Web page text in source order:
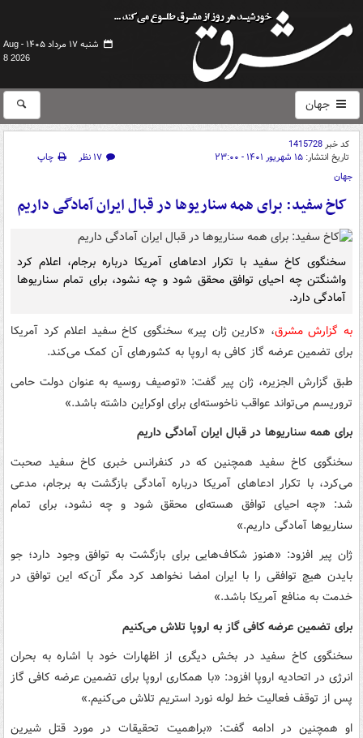
شنبه ۱۷ مرداد ۱۴۰۵ -
Aug
8 2026
جهان
کد خبر1415728
تاریخ انتشار: ۱۵ شهریور ۱۴۰۱ - ۲۳:۰۰ ۱۷ نظر
چاپ
جهان
کاخ سفید: برای همه سناریوها در قبال ایران آمادگی داریم
سخنگوی کاخ سفید با تکرار ادعاهای آمریکا درباره برجام، اعلام کرد
واشنگتن چه احیای توافق محقق شود و چه نشود، برای تمام سناریوها
آمادگی دارد.
به گزارش مشرق، «کارین ژان پیر» سخنگوی کاخ سفید اعلام کرد آمریکا
برای تضمین عرضه گاز کافی به اروپا به کشورهای آن کمک می‌کند.
طبق گزارش الجزیره، ژان پیر گفت: «توصیف روسیه به عنوان دولت حامی
تروریسم می‌تواند عواقب ناخوسته‌ای برای اوکراین داشته باشد.»
برای همه سناریوها در قبال ایران آمادگی داریم
سخنگوی کاخ سفید همچنین که در کنفرانس خبری کاخ سفید صحبت
می‌کرد، با تکرار ادعاهای آمریکا درباره آمادگی بازگشت به برجام، مدعی
شد: «چه احیای توافق هسته‌ای محقق شود و چه نشود، برای تمام
سناریوها آمادگی داریم.»
ژان پیر افزود: «هنوز شکاف‌هایی برای بازگشت به توافق وجود دارد؛ جو
بایدن هیچ توافقی را با ایران امضا نخواهد کرد مگر آن‌که این توافق در
خدمت به منافع آمریکا باشد.»
برای تضمین عرضه کافی گاز به اروپا تلاش می‌کنیم
سخنگوی کاخ سفید در بخش دیگری از اظهارات خود با اشاره به بحران
انرژی در اتحادیه اروپا افزود: «با همکاری اروپا برای تضمین عرضه کافی گاز
پس از توقف فعالیت خط لوله نورد استریم تلاش می‌کنیم.»
او همچنین در ادامه گفت: «براهمیت تحقیقات در مورد قتل شیرین